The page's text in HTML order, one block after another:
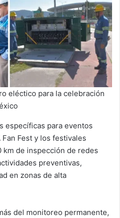
eléctico para la celebración
específicas para eventos
Fest y los festivales
de inspección de redes
preventivas,
en zonas de alta
del monitoreo permanente,